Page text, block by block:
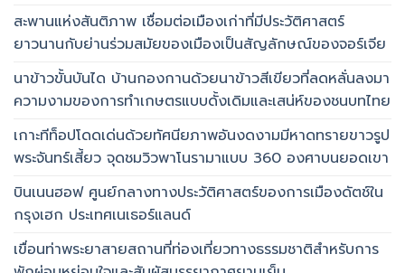
สะพานแห่งสันติภาพ เชื่อมต่อเมืองเก่าที่มีประวัติศาสตร์
ยาวนานกับย่านร่วมสมัยของเมืองเป็นสัญลักษณ์ของจอร์เจีย
นาข้าวขั้นบันได บ้านกองกานด้วยนาข้าวสีเขียวที่ลดหลั่นลงมา
ความงามของการทำเกษตรแบบดั้งเดิมและเสน่ห์ของชนบทไทย
เกาะทีท็อปโดดเด่นด้วยทัศนียภาพอันงดงามมีหาดทรายขาวรูป
พระจันทร์เสี้ยว จุดชมวิวพาโนรามาแบบ 360 องศาบนยอดเขา
บินเนนฮอฟ ศูนย์กลางทางประวัติศาสตร์ของการเมืองดัตช์ใน
กรุงเฮก ประเทศเนเธอร์แลนด์
เขื่อนท่าพระยาสายสถานที่ท่องเที่ยวทางธรรมชาติสำหรับการ